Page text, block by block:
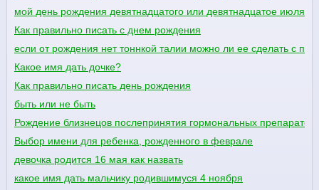
мой день рождения девятнадцатого или девятнадцатое июля?
Как правильно писать с днем рождения
если от рождения нет тоннкой талии можно ли ее сделать с
Какое имя дать дочке?
Как правильно писать день рождения
быть или не быть
Рождение близнецов послепринятия гормональных препаратов
Выбор имени для ребенка, рожденного в феврале
девочка родится 16 мая как назвать
какое имя дать мальчику родившимуся 4 ноября